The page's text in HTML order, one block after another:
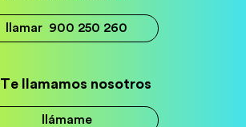
llamar 900 250 260
Te llamamos nosotros
llámame